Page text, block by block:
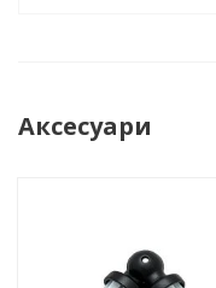
Аксесуари